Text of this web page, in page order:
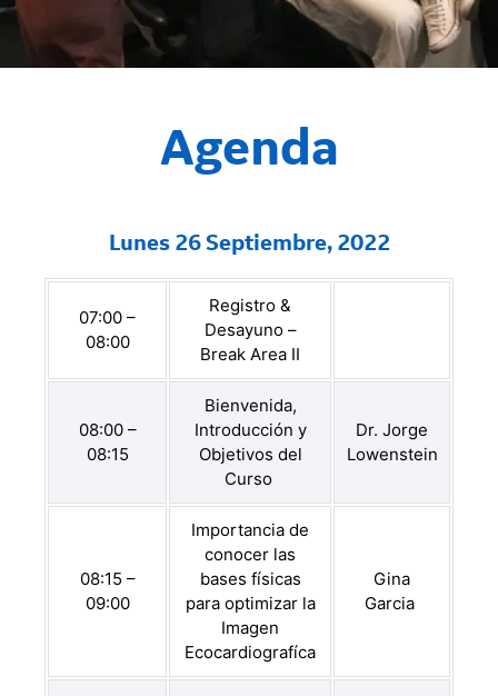
Agenda
Lunes 26 Septiembre, 2022
07:00 –
08:00
Registro &
Desayuno –
Break Area II
08:00 –
08:15
Bienvenida,
Introducción y
Objetivos del
Curso
Dr. Jorge
Lowenstein
08:15 –
09:00
Importancia de
conocer las
bases físicas
para optimizar la
Imagen
Ecocardiografíca
Gina
Garcia